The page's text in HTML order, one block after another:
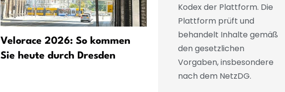
Velorace 2026: So kommen
Sie heute durch Dresden
Wenn ein Wohnblock zur
Galerie wird: House of
eröffnet in der
Kodex der Plattform. Die
Plattform prüft und
behandelt Inhalte gemäß
den gesetzlichen
Vorgaben, insbesondere
nach dem NetzDG.